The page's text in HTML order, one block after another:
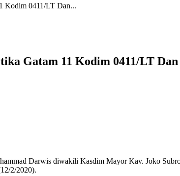
Kodim 0411/LT Dan...
Gatam 11 Kodim 0411/LT Dan
Darwis diwakili Kasdim Mayor Kav. Joko
2/2020).